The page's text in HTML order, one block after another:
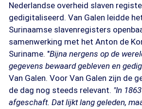
Nederlandse overheid slaven
gedigitaliseerd. Van Galen leidde
Surinaamse slavenregisters
samenwerking met het Anton de
Suriname. "Bijna nergens op de
gegevens bewaard gebleven en
Van Galen. Voor Van Galen zijn de
de dag nog steeds relevant. "In
afgeschaft. Dat lijkt lang geleden,